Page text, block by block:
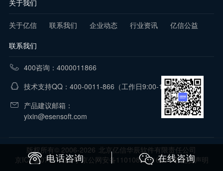
关于我们
关于亿信 联系我们 企业动态 行业资讯 亿信公益
联系我们
400咨询：4000011866
技术支持QQ：400-0011-866 （工作日9:00-18:00）
产品建议邮箱：
yixin@esensoft.com
版权所有© 2006-2026 北京亿信华辰软件有限责任公司
京ICP备07017321号 京公网安备11010802016281号 免责声明
电话咨询 在线咨询